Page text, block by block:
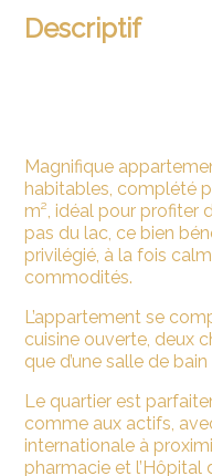
Descriptif
Magnifique
habitables, complété
m², idéal pour profiter
pas du lac, ce bien
privilégié, à la fois
commodités.
L’appartement se
cuisine ouverte, deux
que d’une salle de
Le quartier est
comme aux actifs,
internationale à
pharmacie et l’Hôpital